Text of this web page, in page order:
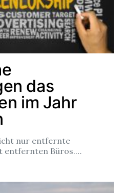
das
im Jahr
nur entfernte
entfernten Büros.…